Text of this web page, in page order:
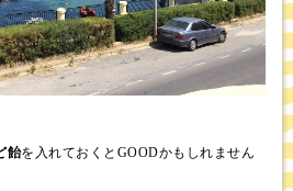
飴を入れておくとGOODかもしれません